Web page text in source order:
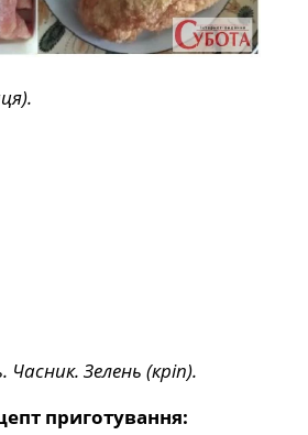
Часник. Зелень (кріп).
приготування: